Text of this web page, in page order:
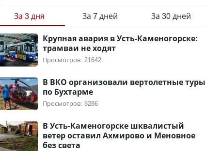
За 3 дня За 7 дней За 30 дней
Крупная авария в Усть-Каменогорске:
трамваи не ходят
Просмотров: 21642
В ВКО организовали вертолетные туры
по Бухтарме
Просмотров: 8286
В Усть-Каменогорске шквалистый
ветер оставил Ахмирово и Меновное
без света